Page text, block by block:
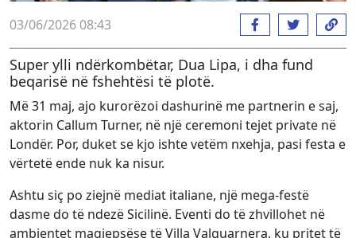
03/06/2026 08:43
Super ylli ndërkombëtar, Dua Lipa, i dha fund
beqarisë në fshehtësi të plotë.
Më 31 maj, ajo kurorëzoi dashurinë me partnerin e saj,
aktorin Callum Turner, në një ceremoni tejet private në
Londër. Por, duket se kjo ishte vetëm nxehja, pasi festa e
vërtetë ende nuk ka nisur.
Ashtu siç po ziejnë mediat italiane, një mega-festë
dasme do të ndezë Sicilinë. Eventi do të zhvillohet në
ambientet magjepsëse të Villa Valguarnera, ku pritet të